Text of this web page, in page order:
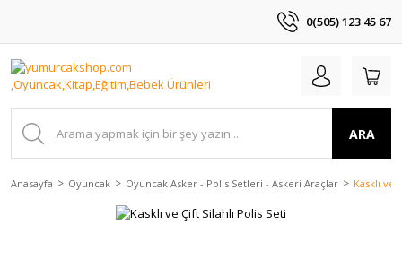
0(505) 123 45 67
ARA
Anasayfa Oyuncak Oyuncak Asker - Polis Setleri - Askeri Araçlar Kasklı ve